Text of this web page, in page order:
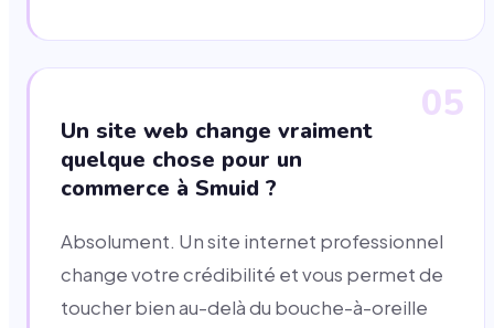
05
Un site web change vraiment
quelque chose pour un
commerce à Smuid ?
Absolument. Un site internet professionnel
change votre crédibilité et vous permet de
toucher bien au-delà du bouche-à-oreille